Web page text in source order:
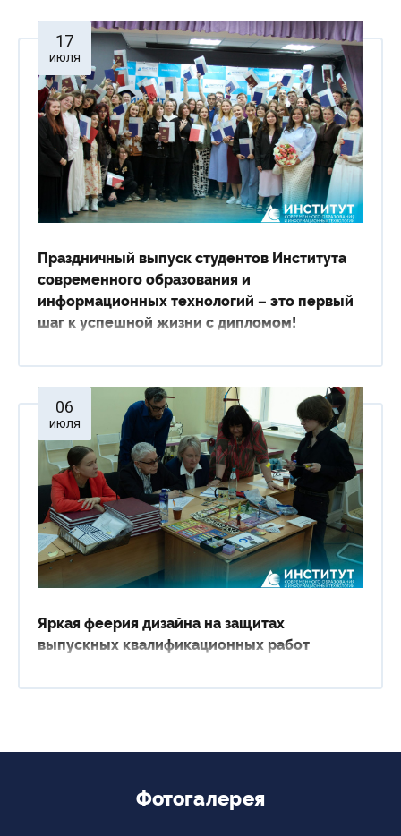
17
июля
Праздничный выпуск студентов Института
современного образования и
информационных технологий – это первый
шаг к успешной жизни с дипломом!
06
июля
Яркая феерия дизайна на защитах
выпускных квалификационных работ
Фотогалерея